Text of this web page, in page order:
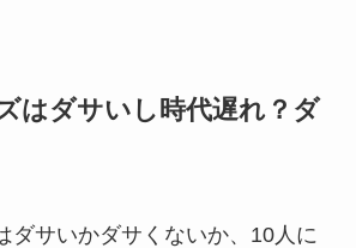
はダサいし時代遅れ？ダ
ダサいかダサくないか、10人に